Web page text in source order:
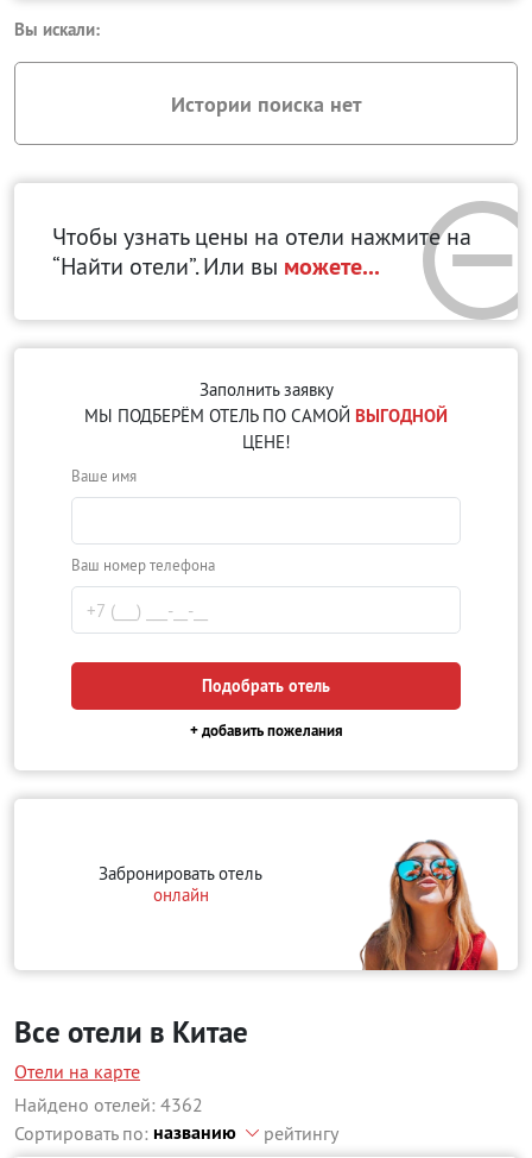
Вы искали:
Истории поиска нет
Чтобы узнать цены на отели нажмите на
“Найти отели”. Или вы можете...
Заполнить заявку
МЫ ПОДБЕРЁМ ОТЕЛЬ ПО САМОЙ ВЫГОДНОЙ
ЦЕНЕ!
Ваше имя
Ваш номер телефона
Подобрать отель
+ добавить пожелания
Забронировать отель
онлайн
Все отели в Китае
Отели на карте
Найдено отелей: 4362
Сортировать по: названию рейтингу